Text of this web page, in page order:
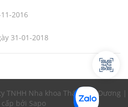
2016
31-01-2018
TNHH Nha khoa Thái Bình Dương |
cấp bởi Sapo